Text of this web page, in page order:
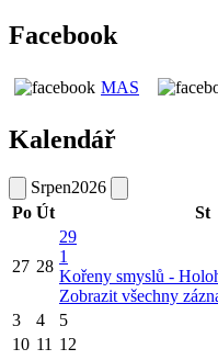
Facebook
MAS
Kalendář
Srpen2026
Po Út St
27 28
29
1
Kořeny smyslů -
Zobrazit všechny
3 4 5
10 11 12